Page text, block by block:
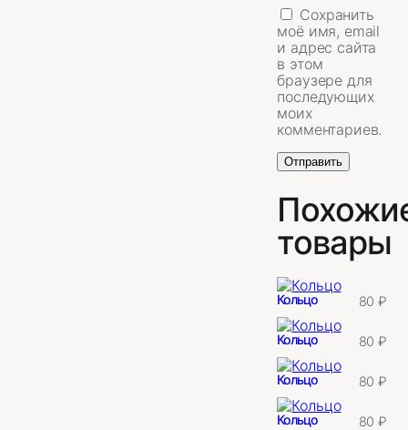
Сохранить
моё имя, email
и адрес сайта
в этом
браузере для
последующих
моих
комментариев.
товары
Кольцо 80₽
Кольцо 80₽
Кольцо 80₽
Кольцо 80₽